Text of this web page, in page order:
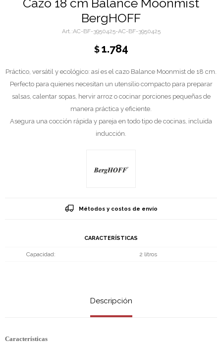
Cazo 18 cm Balance Moonmist
BergHOFF
AC-BF-3950425-AC-BF-3950425
$ 1.784
Práctico, versátil y ecológico: así es el cazo Balance Moonmist de 18 cm.
Perfecto para quienes necesitan un utensilio compacto para preparar
salsas, calentar sopas, hervir arroz o cocinar porciones pequeñas de
manera práctica y eficiente.
Asegura una cocción rápida y pareja en todo tipo de cocinas, incluida
inducción.
Métodos y costos de envío
CARACTERÍSTICAS
Capacidad 2 litros
Descripción
Características